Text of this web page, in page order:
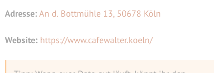
Adresse:An d. Bottmühle 13, 50678 Köln
Website: https://www.cafewalter.koeln/